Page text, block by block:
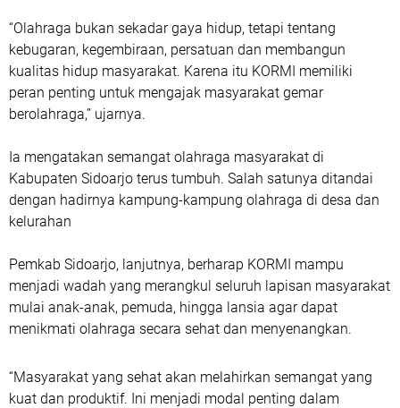
“Olahraga bukan sekadar gaya hidup, tetapi tentang
kebugaran, kegembiraan, persatuan dan membangun
kualitas hidup masyarakat. Karena itu KORMI memiliki
peran penting untuk mengajak masyarakat gemar
berolahraga,” ujarnya.
Ia mengatakan semangat olahraga masyarakat di
Kabupaten Sidoarjo terus tumbuh. Salah satunya ditandai
dengan hadirnya kampung-kampung olahraga di desa dan
kelurahan
Pemkab Sidoarjo, lanjutnya, berharap KORMI mampu
menjadi wadah yang merangkul seluruh lapisan masyarakat
mulai anak-anak, pemuda, hingga lansia agar dapat
menikmati olahraga secara sehat dan menyenangkan.
“Masyarakat yang sehat akan melahirkan semangat yang
kuat dan produktif. Ini menjadi modal penting dalam